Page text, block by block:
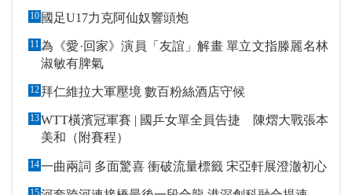
10 國足U17力克阿仙奴響頭炮
11為《愛·回家》演員「友誼」解畫 單立文指滕麗名林
淑敏有脾氣
12 拜仁維拉大軍壓境 數百粉絲酒店守候
13WTT橫濱冠軍賽 | 國乒女單全員告捷 陳熠大戰張本
美和（附賽程）
14 一曲兩詞 多面驚喜 衝破流量標籤 宋亞軒展澄澈初心
15